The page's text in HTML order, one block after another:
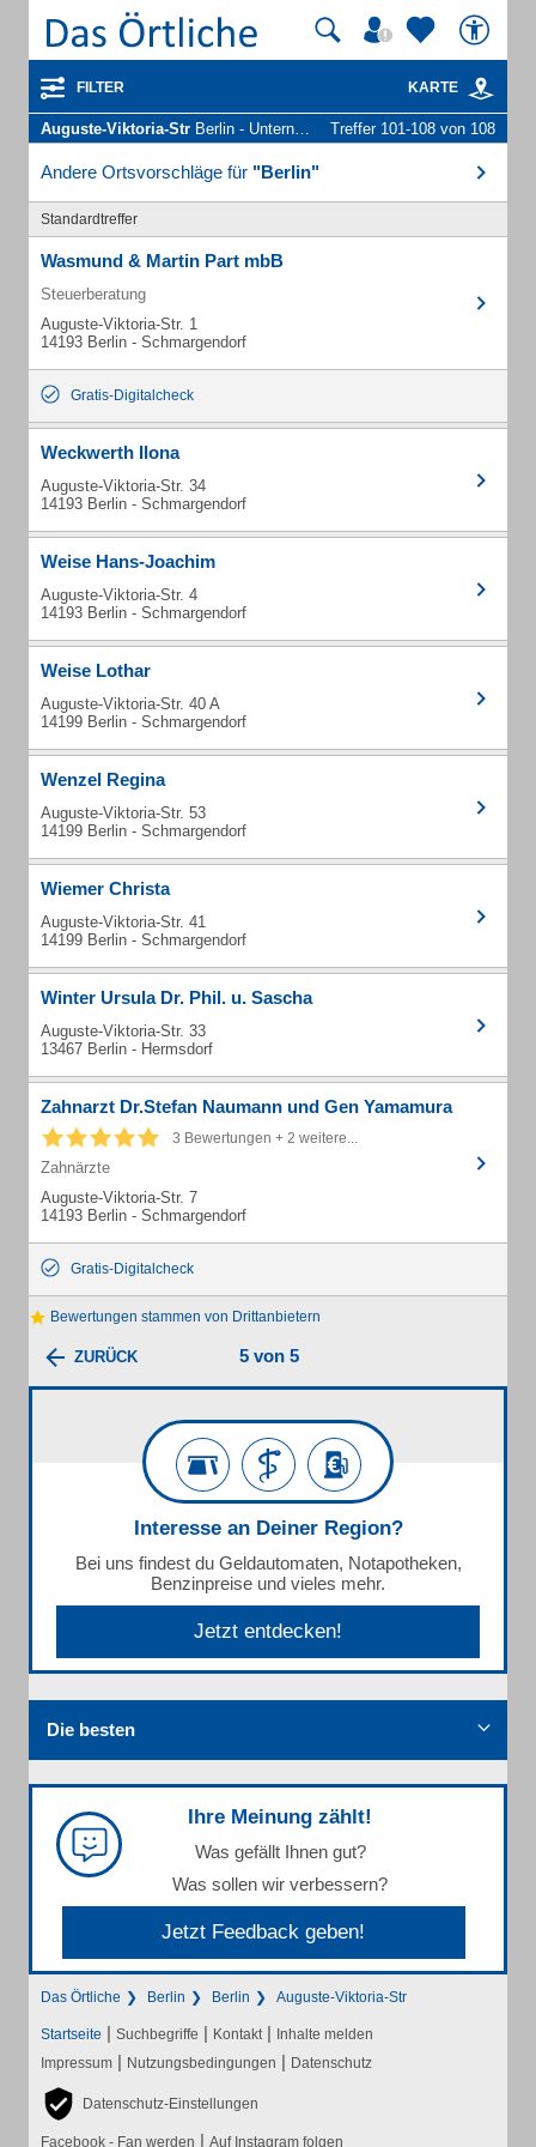
FILTER KARTE
Auguste-Viktoria-Str Berlin - Unternehmen und Personen Treffer 101-108 von 108
Andere Ortsvorschläge für "Berlin"
Standardtreffer
Wasmund & Martin Part mbB
Steuerberatung
Auguste-Viktoria-Str. 1
14193 Berlin - Schmargendorf
Gratis-Digitalcheck
Weckwerth Ilona
Auguste-Viktoria-Str. 34
14193 Berlin - Schmargendorf
Weise Hans-Joachim
Auguste-Viktoria-Str. 4
14193 Berlin - Schmargendorf
Weise Lothar
Auguste-Viktoria-Str. 40 A
14199 Berlin - Schmargendorf
Wenzel Regina
Auguste-Viktoria-Str. 53
14199 Berlin - Schmargendorf
Wiemer Christa
Auguste-Viktoria-Str. 41
14199 Berlin - Schmargendorf
Winter Ursula Dr. Phil. u. Sascha
Auguste-Viktoria-Str. 33
13467 Berlin - Hermsdorf
Zahnarzt Dr.Stefan Naumann und Gen Yamamura
3 Bewertungen + 2 weitere...
Zahnärzte
Auguste-Viktoria-Str. 7
14193 Berlin - Schmargendorf
Gratis-Digitalcheck
Bewertungen stammen von Drittanbietern
ZURÜCK 5 von 5
Interesse an Deiner Region?
Bei uns findest du Geldautomaten, Notapotheken,
Benzinpreise und vieles mehr.
Jetzt entdecken!
Die besten
Ihre Meinung zählt!
Was gefällt Ihnen gut?
Was sollen wir verbessern?
Jetzt Feedback geben!
Das Örtliche Berlin Berlin Auguste-Viktoria-Str
Startseite | Suchbegriffe | Kontakt | Inhalte melden
Impressum | Nutzungsbedingungen | Datenschutz
Datenschutz-Einstellungen
Facebook - Fan werden | Auf Instagram folgen